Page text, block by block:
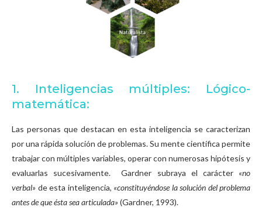
1. Inteligencias múltiples: Lógico-
matemática:
Las personas que destacan en esta inteligencia se caracterizan
por una rápida solución de problemas. Su mente científica permite
trabajar con múltiples variables, operar con numerosas hipótesis y
evaluarlas sucesivamente. Gardner subraya el carácter «no
verbal» de esta inteligencia, «constituyéndose la solución del problema
antes de que ésta sea articulada»(Gardner, 1993).